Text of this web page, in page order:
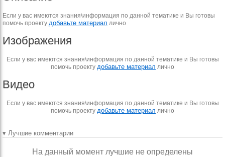
Если у вас имеются знания\информация по данной тематике и Вы готовы
помочь проекту добавьте материал лично
Изображения
Если у вас имеются знания\информация по данной тематике и Вы готовы
помочь проекту добавьте материал лично
Видео
Если у вас имеются знания\информация по данной тематике и Вы готовы
помочь проекту добавьте материал лично
▾ Лучшие комментарии
На данный момент лучшие не определены